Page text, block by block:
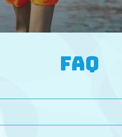
FAQ
dauert die Saison